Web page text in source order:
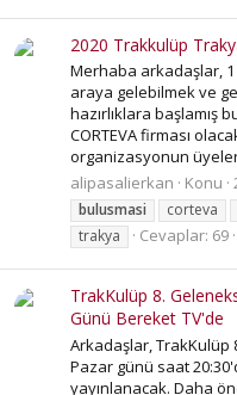
2020 Trakkulüp
Merhaba arkadaşlar,
araya gelebilmek ve
hazırlıklara başlamış
CORTEVA firması
organizasyonun
alipasalierkan
Konu
bulusmasi
corteva
trakya
Cevaplar: 69
TrakKulüp 8.
Günü Bereket TV'de
Arkadaşlar, TrakKulüp
Pazar günü saat
yayınlanacak. Daha